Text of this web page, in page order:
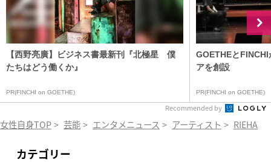
【西野亮廣】ビジネス書最新刊『北極星 僕
たちはどう働くか』
PR(FINCHI on GOETHE)
GOETHEと
アを創設
PR(FINCHI on GOETHE)
Recommended by
女性自身TOP > 芸能 > エンタメニュース > アーティスト > RIEHATA
カテゴリー